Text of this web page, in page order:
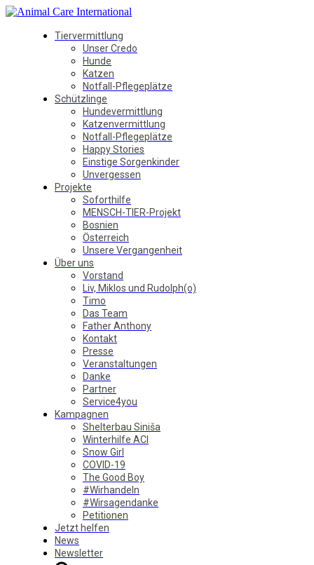
Tiervermittlung
Unser Credo
Hunde
Katzen
Notfall-Pflegeplätze
Schützlinge
Hundevermittlung
Katzenvermittlung
Notfall-Pflegeplätze
Happy Stories
Einstige Sorgenkinder
Unvergessen
Projekte
Soforthilfe
MENSCH-TIER-Projekt
Bosnien
Österreich
Unsere Vergangenheit
Über uns
Vorstand
Liv, Miklos und Rudolph(o)
Timo
Das Team
Father Anthony
Kontakt
Presse
Veranstaltungen
Danke
Partner
Service4you
Kampagnen
Shelterbau Siniša
Winterhilfe ACI
Snow Girl
COVID-19
The Good Boy
#Wirhandeln
#Wirsagendanke
Petitionen
Jetzt helfen
News
Newsletter